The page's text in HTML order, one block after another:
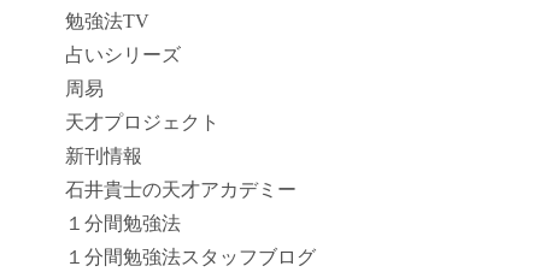
勉強法TV
占いシリーズ
周易
天才プロジェクト
新刊情報
石井貴士の天才アカデミー
１分間勉強法
１分間勉強法スタッフブログ